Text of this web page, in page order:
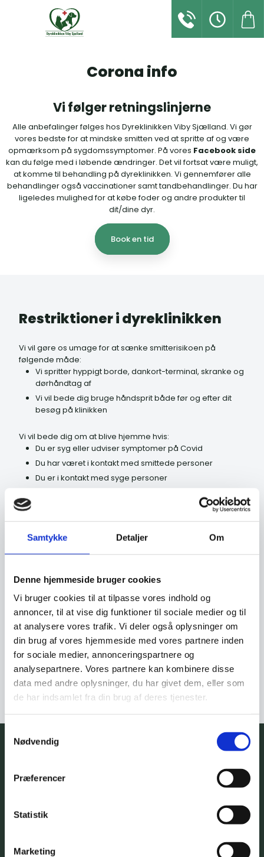
Samtykke Detaljer Om
Denne hjemmeside bruger cookies
Vi bruger cookies til at tilpasse vores indhold og
annoncer, til at vise dig funktioner til sociale medier og til
at analysere vores trafik. Vi deler også oplysninger om
din brug af vores hjemmeside med vores partnere inden
for sociale medier, annonceringspartnere og
analysepartnere. Vores partnere kan kombinere disse
data med andre oplysninger, du har givet dem, eller som
de har indsamlet fra din brug af deres tjenester.
Nødvendig
Præferencer
Statistik
Marketing
Corona info​
Vi følger retningslinjerne
Alle anbefalinger følges hos Dyreklinikken Viby Sjælland. Vi gør
vores bedste for at mindske smitten ved at spritte af og være
opmærksom på sygdomssymptomer. På vores Facebook side
kan du følge med i løbende ændringer. Det vil fortsat være muligt,
at komme til behandling på dyreklinikken. Vi gennemfører alle
behandlinger også vaccinationer samt tandbehandlinger. Du har
ligeledes mulighed for at købe foder og andre produkter til
dit/dine dyr.
Book en tid
Restriktioner i dyreklinikken
Vi vil gøre os umage for at sænke smitterisikoen på
følgende måde:
Vi spritter hyppigt borde, dankort-terminal, skranke og
dørhåndtag af
Vi vil bede dig bruge håndsprit både før og efter dit
besøg på klinikken
Vi vil bede dig om at blive hjemme hvis:
Du er syg eller udviser symptomer på Covid
Du har været i kontakt med smittede personer
Du er i kontakt med syge personer
Er du i det mindste i tvivl, kan du selvfølgelig kontakte os og
Kontakt os